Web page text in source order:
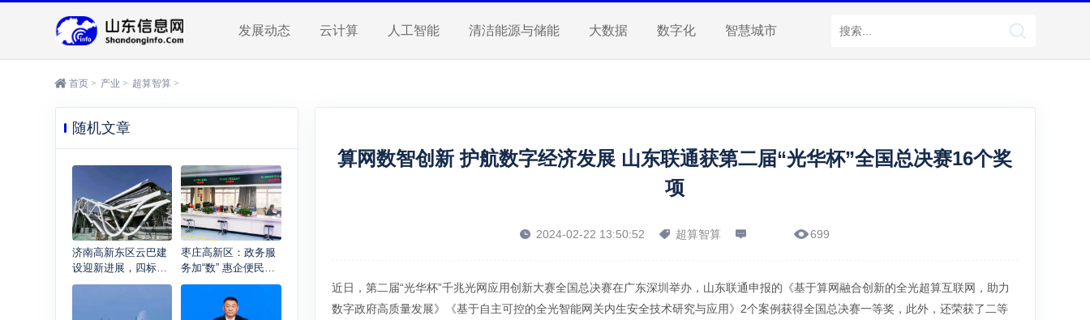
发展动态 云计算 人工智能 清洁能源与储能 大数据 数字化 智慧城市
首页 > 产业 > 超算智算 >
随机文章
济南高新东区云巴建
设迎新进展，四标段
区间及车站工程通过
枣庄高新区：政务服
务加“数” 惠企便民提
速
算网数智创新 护航数字经济发展 山东联通获第二届“光华杯”全国总决赛16个奖
项
2024-02-22 13:50:52 超算智算 699
近日，第二届“光华杯”千兆光网应用创新大赛全国总决赛在广东深圳举办，山东联通申报的《基于算网融合创新的全光超算互联网，助力
数字政府高质量发展》《基于自主可控的全光智能网关内生安全技术研究与应用》2个案例获得全国总决赛一等奖，此外，还荣获了二等